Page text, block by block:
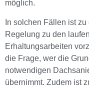
möglich.
In solchen Fällen ist
Regelung zu den
Erhaltungsarbeiten
die Frage, wer die
notwendigen
übernimmt. Zudem ist